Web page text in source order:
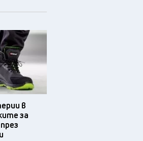
в
за